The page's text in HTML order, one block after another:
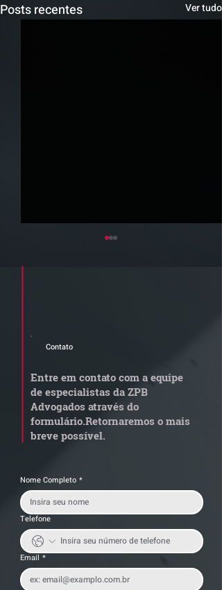
Posts recentes Ver tudo
Quem arremata imóvel
dívida condominial
anterior?
Contato
Entre em contato com a equipe
de especialistas da ZPB
Advogados através do
formulário.Retornaremos o mais
breve possível.
Nome Completo *
Telefone
Email *